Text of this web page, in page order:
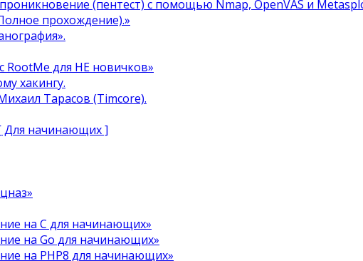
(пентест) с помощью Nmap, OpenVAS и
прохождение).»
RootMe для НЕ новичков»
хакингу.
Тарасов (Timcore).
Для начинающих ]
на C для начинающих»
на Go для начинающих»
на PHP8 для начинающих»